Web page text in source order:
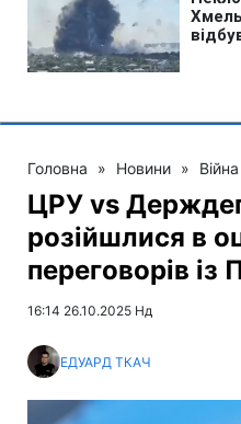
Головна » Новини »
ЦРУ vs
розійшлися в
переговорів із
16:14 26.10.2025 Нд
ЕДУАРД ТКАЧ